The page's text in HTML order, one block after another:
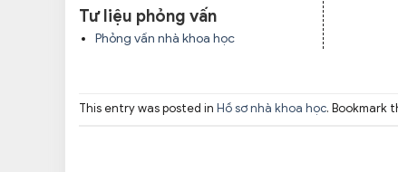
Tư liệu phỏng vấn
Phỏng vấn nhà khoa học
This entry was posted in Hồ sơ nhà khoa học. Bookmark